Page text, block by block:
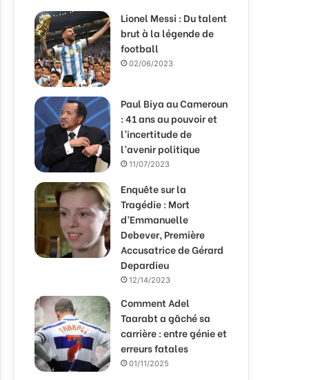
Lionel Messi : Du talent
brut à la légende de
football
02/06/2023
Paul Biya au Cameroun
: 41 ans au pouvoir et
l’incertitude de
l’avenir politique
11/07/2023
Enquête sur la
Tragédie : Mort
d’Emmanuelle
Debever, Première
Accusatrice de Gérard
Depardieu
12/14/2023
Comment Adel
Taarabt a gâché sa
carrière : entre génie et
erreurs fatales
01/11/2025